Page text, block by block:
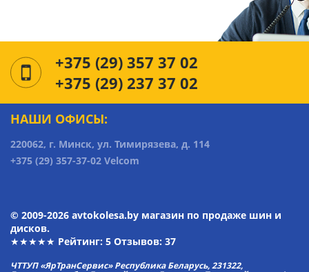
+375 (29) 357 37 02
+375 (29) 237 37 02
НАШИ ОФИСЫ:
220062, г. Минск, ул. Тимирязева, д. 114
+375 (29) 357-37-02 Velcom
© 2009-2026 avtokolesa.by магазин по продаже шин и
дисков.
★★★★★ Рейтинг: 5 Отзывов: 37
ЧТТУП «ЯрТранСервис» Республика Беларусь, 231322,